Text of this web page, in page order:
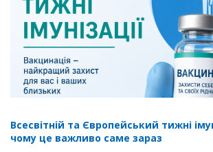
Всесвітній та Європейський тижні
чому це важливо саме зараз